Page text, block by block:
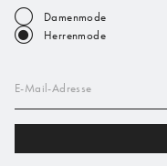
Damenmode
Herrenmode
E-Mail-Adresse